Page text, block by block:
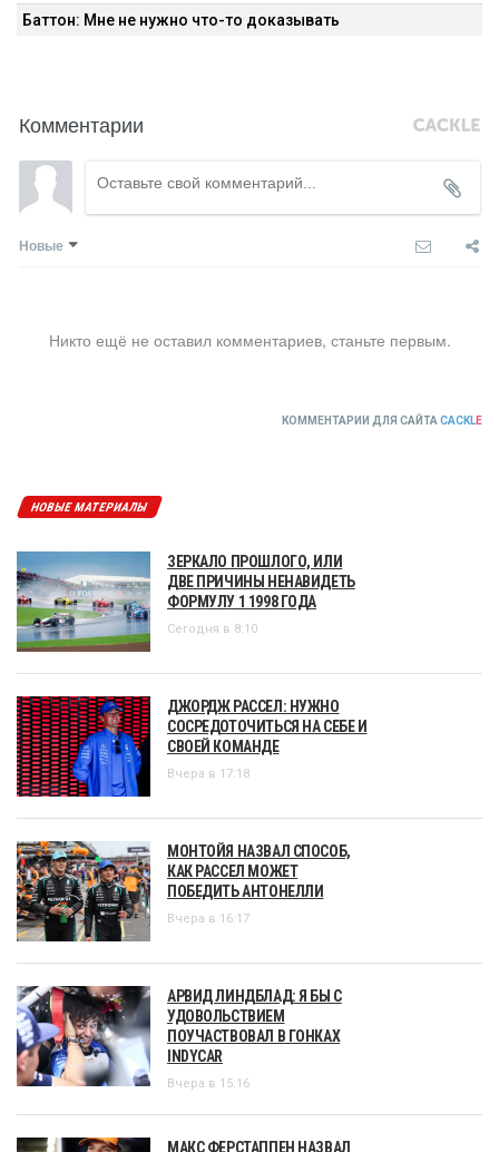
Баттон: Мне не нужно что-то доказывать
Комментарии
Новые
Никто ещё не оставил комментариев, станьте первым.
КОММЕНТАРИИ ДЛЯ САЙТА CACKLE
НОВЫЕ МАТЕРИАЛЫ
ЗЕРКАЛО ПРОШЛОГО, ИЛИ
ДВЕ ПРИЧИНЫ НЕНАВИДЕТЬ
ФОРМУЛУ 1 1998 ГОДА
Сегодня в 8:10
ДЖОРДЖ РАССЕЛ: НУЖНО
СОСРЕДОТОЧИТЬСЯ НА СЕБЕ И
СВОЕЙ КОМАНДЕ
Вчера в 17:18
МОНТОЙЯ НАЗВАЛ СПОСОБ,
КАК РАССЕЛ МОЖЕТ
ПОБЕДИТЬ АНТОНЕЛЛИ
Вчера в 16:17
АРВИД ЛИНДБЛАД: Я БЫ С
УДОВОЛЬСТВИЕМ
ПОУЧАСТВОВАЛ В ГОНКАХ
INDYCAR
Вчера в 15:16
МАКС ФЕРСТАППЕН НАЗВАЛ